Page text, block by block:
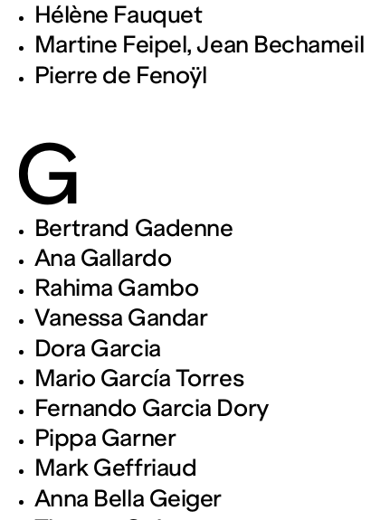
Hélène Fauquet
Martine Feipel, Jean Bechameil
Pierre de Fenoÿl
G
Bertrand Gadenne
Ana Gallardo
Rahima Gambo
Vanessa Gandar
Dora Garcia
Mario García Torres
Fernando Garcia Dory
Pippa Garner
Mark Geffriaud
Anna Bella Geiger